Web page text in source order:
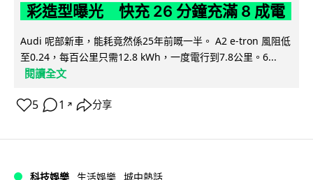
彩造型曝光 快充 26 分鐘充滿 8 成電
Audi 呢部新車，能耗竟然係25年前嘅一半。 A2 e-tron 風阻低
至0.24，每百公里只需12.8 kWh，一度電行到7.8公里。6...
閱讀全文
5 1 ↗ 分享
科技娛樂 生活娛樂 城中熱話